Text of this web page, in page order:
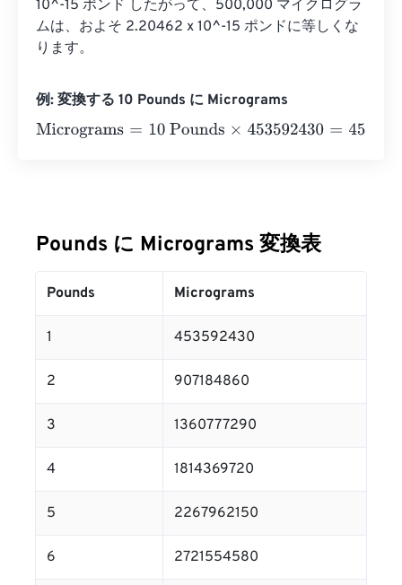
10^-15 ポンド したがって、500,000 マイクログラ
ムは、およそ 2.20462 x 10^-15 ポンドに等しくな
ります。
例: 変換する 10 Pounds に Micrograms
Micrograms=10 Pounds×453592430=4535924300
Pounds に Micrograms 変換表
Pounds Micrograms
1 453592430
2 907184860
3 1360777290
4 1814369720
5 2267962150
6 2721554580